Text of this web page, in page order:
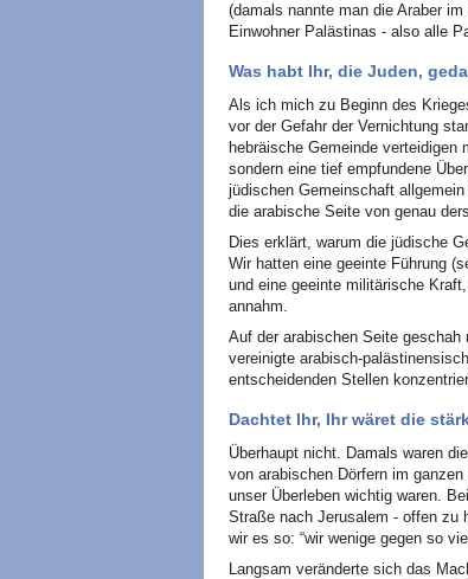
(damals nannte man die Araber
Einwohner Palästinas - also alle
Was habt Ihr, die Juden,
Als ich mich zu Beginn des
vor der Gefahr der Vernichtung
hebräische Gemeinde verteidigen
sondern eine tief empfundene
jüdischen Gemeinschaft
die arabische Seite von genau
Dies erklärt, warum die jüdische
Wir hatten eine geeinte Führung
und eine geeinte militärische
annahm.
Auf der arabischen Seite
vereinigte arabisch-
entscheidenden Stellen
Dachtet Ihr, Ihr wäret die
Überhaupt nicht. Damals waren
von arabischen Dörfern im
unser Überleben wichtig waren.
Straße nach Jerusalem - offen zu
wir es so: “wir wenige gegen so
Langsam veränderte sich das